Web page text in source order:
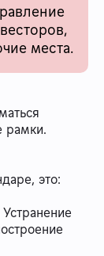
места.
рамки.
это:
Устранение